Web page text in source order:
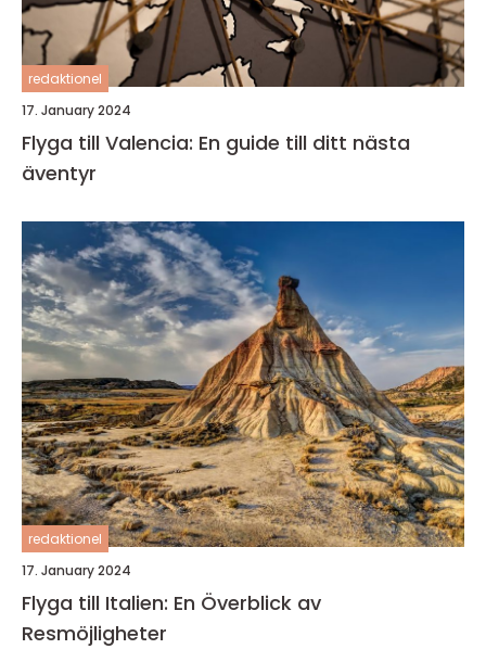
redaktionel
17. January 2024
Flyga till Valencia: En guide till ditt nästa
äventyr
redaktionel
17. January 2024
Flyga till Italien: En Överblick av
Resmöjligheter